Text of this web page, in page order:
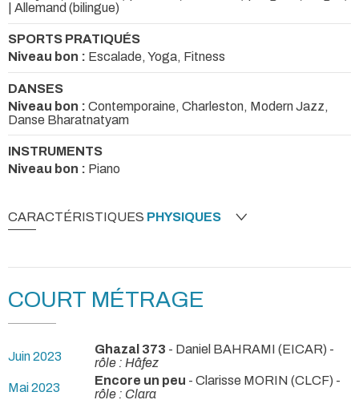
| Allemand (bilingue)
SPORTS PRATIQUÉS
Niveau bon : Escalade, Yoga, Fitness
DANSES
Niveau bon : Contemporaine, Charleston, Modern Jazz,
Danse Bharatnatyam
INSTRUMENTS
Niveau bon : Piano
CARACTÉRISTIQUES PHYSIQUES
COURT MÉTRAGE
Juin 2023 Ghazal 373 - Daniel BAHRAMI (EICAR) -
rôle : Hâfez
Mai 2023
Encore un peu - Clarisse MORIN (CLCF) -
rôle : Clara